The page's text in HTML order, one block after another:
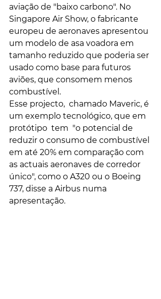
aviação de "baixo carbono". No
Singapore Air Show, o fabricante
europeu de aeronaves apresentou
um modelo de asa voadora em
tamanho reduzido que poderia ser
usado como base para futuros
aviões, que consomem menos
combustível.
Esse projecto,  chamado Maveric, é
um exemplo tecnológico, que em
protótipo  tem  "o potencial de
reduzir o consumo de combustível
em até 20% em comparação com
as actuais aeronaves de corredor
único", como o A320 ou o Boeing
737, disse a Airbus numa
apresentação.